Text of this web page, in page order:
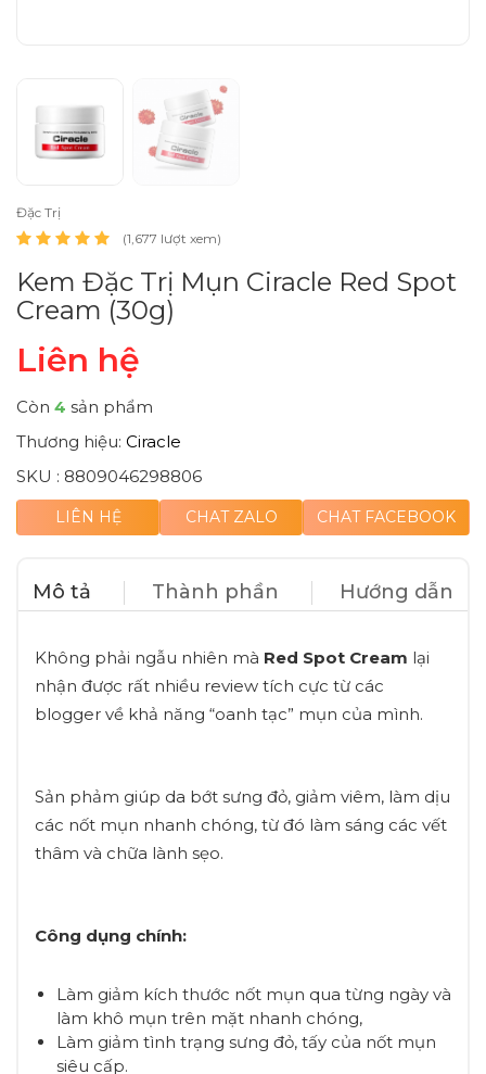
Đặc Trị
(1,677 lượt xem)
Kem Đặc Trị Mụn Ciracle Red Spot
Cream (30g)
Liên hệ
Còn 4 sản phẩm
Thương hiệu: Ciracle
SKU : 8809046298806
LIÊN HỆ CHAT ZALO CHAT FACEBOOK
Mô tả Thành phần Hướng dẫn
Không phải ngẫu nhiên mà Red Spot Cream lại
nhận được rất nhiều review tích cực từ các
blogger về khả năng “oanh tạc” mụn của mình.
Sản phảm giúp da bớt sưng đỏ, giảm viêm, làm dịu
các nốt mụn nhanh chóng, từ đó làm sáng các vết
thâm và chữa lành sẹo.
Công dụng chính:
Làm giảm kích thước nốt mụn qua từng ngày và
làm khô mụn trên mặt nhanh chóng,
Làm giảm tình trạng sưng đỏ, tấy của nốt mụn
siêu cấp.